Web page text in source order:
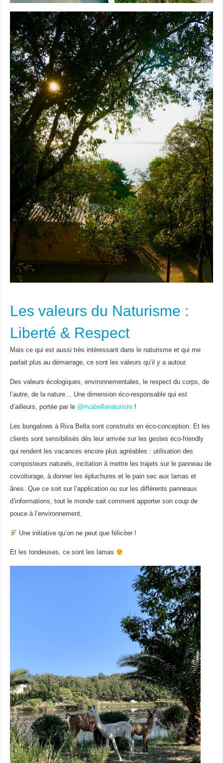
Les valeurs du Naturisme :
Liberté & Respect
Mais ce qui est aussi très intéressant dans le naturisme et qui me
parlait plus au démarrage, ce sont les valeurs qu’il y a autour.
Des valeurs écologiques, environnementales, le respect du corps, de
l’autre, de la nature… Une dimension éco-responsable qui est
d’ailleurs, portée par le @rivabellanaturiste!
Les bungalows à Riva Bella sont construits en éco-conception. Et les
clients sont sensibilisés dès leur arrivée sur les gestes éco-friendly
qui rendent les vacances encore plus agréables : utilisation des
composteurs naturels, incitation à mettre les trajets sur le panneau de
covoiturage, à donner les épluchures et le pain sec aux lamas et
ânes. Que ce soit sur l’application ou sur les différents panneaux
d’informations, tout le monde sait comment apporter son coup de
pouce à l’environnement.
Une initiative qu’on ne peut que féliciter !
Et les tondeuses, ce sont les lamas